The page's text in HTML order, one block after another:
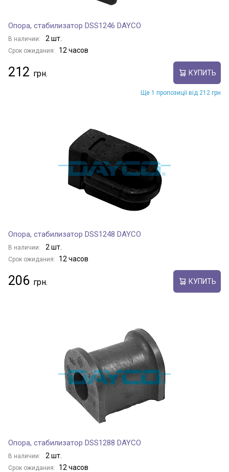
Опора, стабилизатор DSS1246 DAYCO
В наличии: 2 шт.
Срок ожидания: 12 часов
212 КУПИТЬ
Ще 1 пропозиції від 212 грн
Опора, стабилизатор DSS1248 DAYCO
В наличии: 2 шт.
Срок ожидания: 12 часов
206 КУПИТЬ
Опора, стабилизатор DSS1288 DAYCO
В наличии: 2 шт.
Срок ожидания: 12 часов